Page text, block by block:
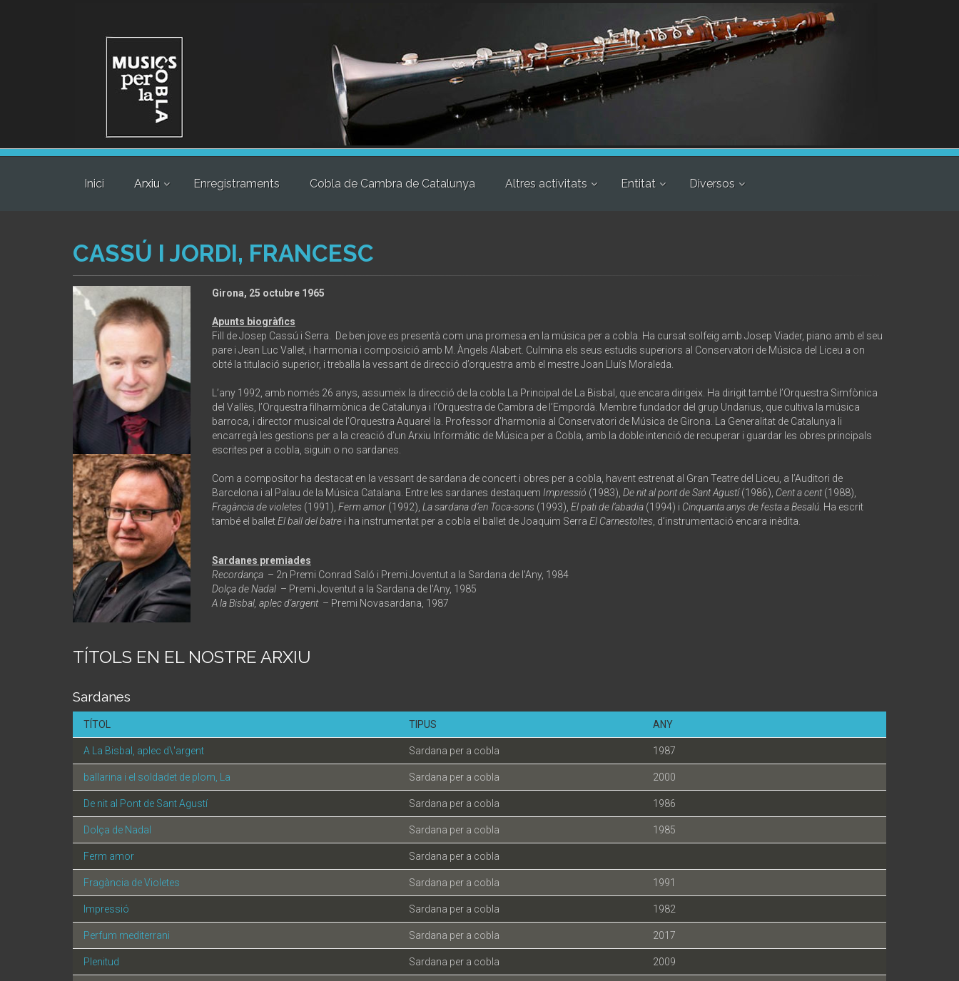
Inici Arxiu Enregistraments Cobla de Cambra de Catalunya Altres activitats Entitat Diversos
CASSÚ I JORDI, FRANCESC
Girona, 25 octubre 1965
Apunts biogràfics
Fill de Josep Cassú i Serra. De ben jove es presentà com una promesa en la música per a cobla. Ha cursat solfeig amb Josep Viader, piano amb el seu
pare i Jean Luc Vallet, i harmonia i composició amb M. Àngels Alabert. Culmina els seus estudis superiors al Conservatori de Música del Liceu a on
obté la titulació superior, i treballa la vessant de direcció d’orquestra amb el mestre Joan Lluís Moraleda.
L’any 1992, amb només 26 anys, assumeix la direcció de la cobla La Principal de La Bisbal, que encara dirigeix. Ha dirigit també l’Orquestra Simfònica
del Vallès, l’Orquestra filharmònica de Catalunya i l’Orquestra de Cambra de l’Empordà. Membre fundador del grup Undarius, que cultiva la música
barroca, i director musical de l’Orquestra Aquarel·la. Professor d'harmonia al Conservatori de Música de Girona. La Generalitat de Catalunya li
encarregà les gestions per a la creació d’un Arxiu Informàtic de Música per a Cobla, amb la doble intenció de recuperar i guardar les obres principals
escrites per a cobla, siguin o no sardanes.
Com a compositor ha destacat en la vessant de sardana de concert i obres per a cobla, havent estrenat al Gran Teatre del Liceu, a l’Auditori de
Barcelona i al Palau de la Música Catalana. Entre les sardanes destaquem Impressió (1983), De nit al pont de Sant Agustí(1986), Cent a cent(1988),
Fragància de violetes (1991), Ferm amor (1992), La sardana d’en Toca-sons (1993), El pati de l’abadia (1994) i Cinquanta anys de festa a Besalú . Ha escrit
també el balletEl ball del batre i ha instrumentat per a cobla el ballet de Joaquim Serra El Carnestoltes , d’instrumentació encara inèdita.
Sardanes premiades
Recordança – 2n Premi Conrad Saló i Premi Joventut a la Sardana de l'Any, 1984
Dolça de Nadal – Premi Joventut a la Sardana de l'Any, 1985
A la Bisbal, aplec d'argent– Premi Novasardana, 1987
TÍTOLS EN EL NOSTRE ARXIU
Sardanes
TÍTOL TIPUS ANY
A La Bisbal, aplec d\'argent Sardana per a cobla 1987
ballarina i el soldadet de plom, La Sardana per a cobla 2000
De nit al Pont de Sant Agustí Sardana per a cobla 1986
Dolça de Nadal Sardana per a cobla 1985
Ferm amor Sardana per a cobla
Fragància de Violetes Sardana per a cobla 1991
Impressió Sardana per a cobla 1982
Perfum mediterrani Sardana per a cobla 2017
Plenitud Sardana per a cobla 2009